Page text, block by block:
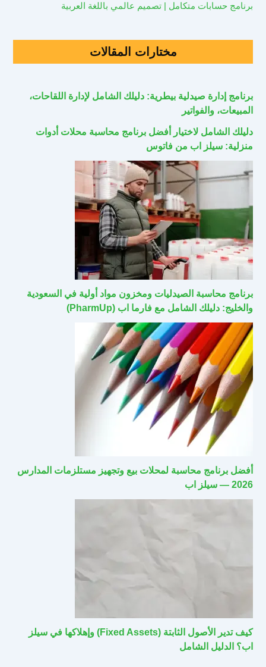
برنامج حسابات متكامل | تصميم عالمي باللغة العربية
مختارات المقالات
برنامج إدارة صيدلية بيطرية: دليلك الشامل لإدارة اللقاحات،
المبيعات، والفواتير
دليلك الشامل لاختيار أفضل برنامج محاسبة محلات أدوات
منزلية: سيلز اب من فاتوس
برنامج محاسبة الصيدليات ومخزون مواد أولية في السعودية
والخليج: دليلك الشامل مع فارما اب (PharmUp)
أفضل برنامج محاسبة لمحلات بيع وتجهيز مستلزمات المدارس
2026 — سيلز اب
كيف تدير الأصول الثابتة (Fixed Assets) وإهلاكها في سيلز
اب؟ الدليل الشامل